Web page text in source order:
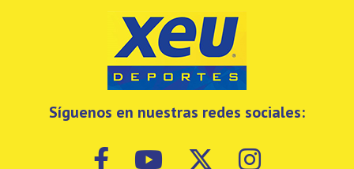
Síguenos en nuestras redes sociales: